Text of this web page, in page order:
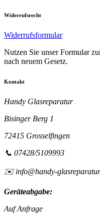
Widerrufsrecht
Widerrufsformular
Nutzen Sie unser Formular
nach neuem Gesetz.
Kontakt
Handy Glasreparatur
Bisinger Berg 1
72415 Grosselfingen
📞 07428/5109993
✉️ info@handy-
Geräteabgabe:
Auf Anfrage